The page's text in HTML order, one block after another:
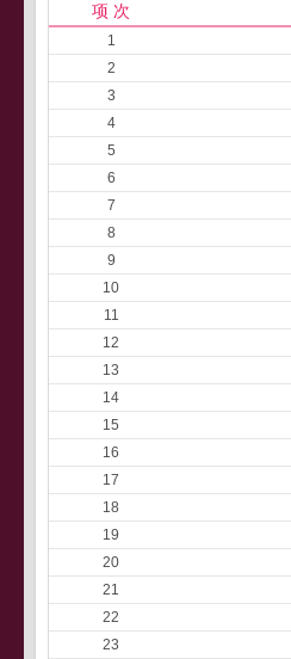
项 次
1
2
3
4
5
6
7
8
9
10
11
12
13
14
15
16
17
18
19
20
21
22
23